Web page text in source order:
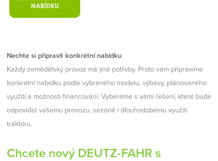
Nechte si připravit konkrétní nabídku
Každý zemědělský provoz má jiné potřeby. Proto vám připravíme
konkrétní nabídku podle vybraného modelu, výbavy, plánovaného
využití a možností financování. Vybereme s vámi řešení, které bude
odpovídat vašemu provozu, sezóně i dlouhodobému využití
traktoru.
Chcete nový DEUTZ-FAHR s